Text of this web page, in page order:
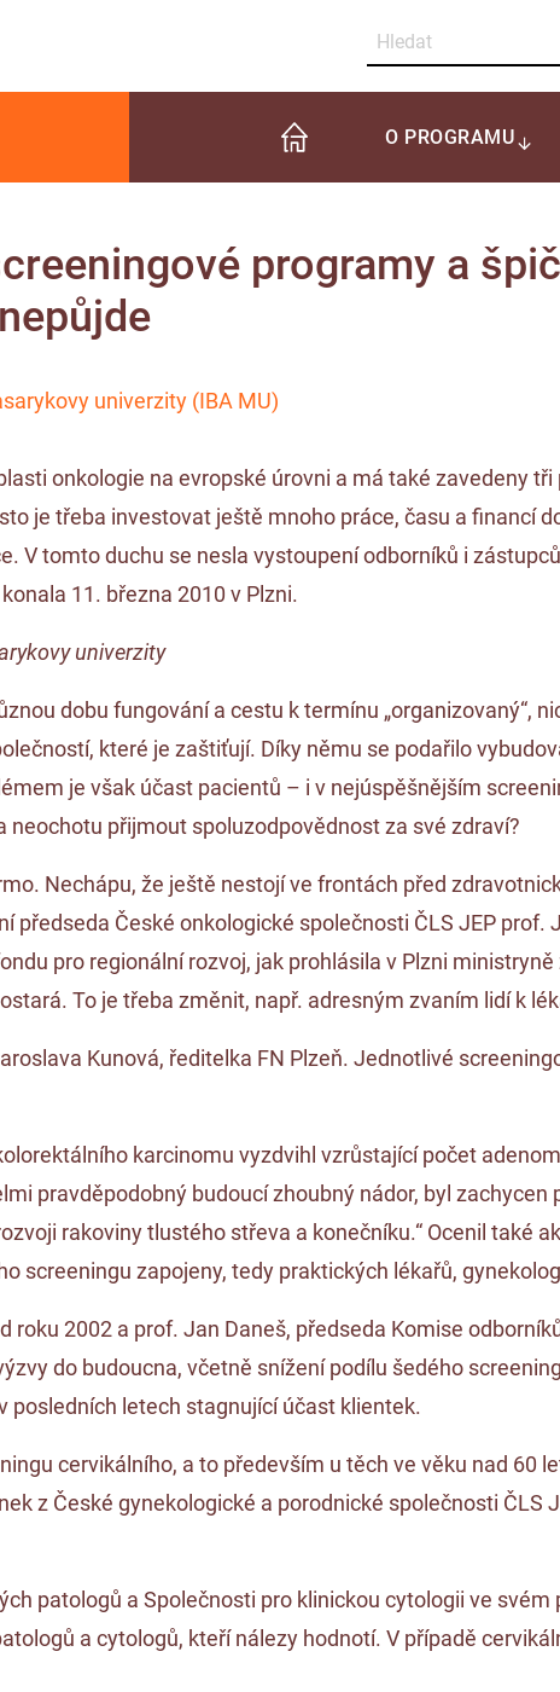
O PROGRAMU
programy a
univerzity (IBA MU)
onkologie na evropské úrovni a má také zavedeny
je třeba investovat ještě mnoho práce, času a financí
V tomto duchu se nesla vystoupení odborníků i
11. března 2010 v Plzni.
univerzity
dobu fungování a cestu k termínu „organizovaný“,
které je zaštiťují. Díky němu se podařilo
je však účast pacientů – i v nejúspěšnějším
neochotu přijmout spoluzodpovědnost za své zdraví?
Nechápu, že ještě nestojí ve frontách před
předseda České onkologické společnosti ČLS JEP
pro regionální rozvoj, jak prohlásila v Plzni
To je třeba změnit, např. adresným zvaním lidí k
Kunová, ředitelka FN Plzeň. Jednotlivé
karcinomu vyzdvihl vzrůstající počet
pravděpodobný budoucí zhoubný nádor, byl
rakoviny tlustého střeva a konečníku.“ Ocenil také
screeningu zapojeny, tedy praktických lékařů,
roku 2002 a prof. Jan Daneš, předseda Komise
do budoucna, včetně snížení podílu šedého
posledních letech stagnující účast klientek.
cervikálního, a to především u těch ve věku nad 60
z České gynekologické a porodnické společnosti
patologů a Společnosti pro klinickou cytologii ve
a cytologů, kteří nálezy hodnotí. V případě